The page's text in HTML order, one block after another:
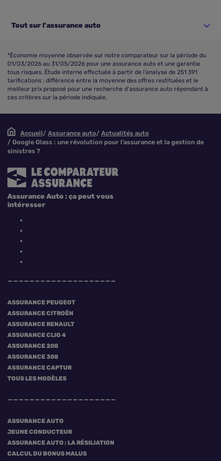
Tout sur l'assurance auto
*Économie moyenne observée sur notre comparateur sur la période du
01/03/2026 au 31/05/2026 pour une assurance auto et une garantie
tous risques. Étude interne effectuée à partir de l’analyse de 251 391
tarifications : différence entre la moyenne des offres restituées et le
meilleur prix proposé pour une recherche d'assurance auto répondant à
ces critères sur la période indiquée.
Accueil Assurance auto
Actualités auto
Google Glass : une révolution pour l’assurance et la gestion de
sinistres ?
ASSURANCE PEUGEOT
ASSURANCE CITROËN
ASSURANCE RENAULT
ASSURANCE CLIO 4
ASSURANCE 208
ASSURANCE 308
ASSURANCE CAPTUR
TOUS LES MODÈLES
ASSURANCE AUTO
JEUNE CONDUCTEUR
ASSURANCE AUTO : LA RÉSILIATION
CALCUL DU BONUS MALUS
Assurance Auto : ça peut vous
intéresser